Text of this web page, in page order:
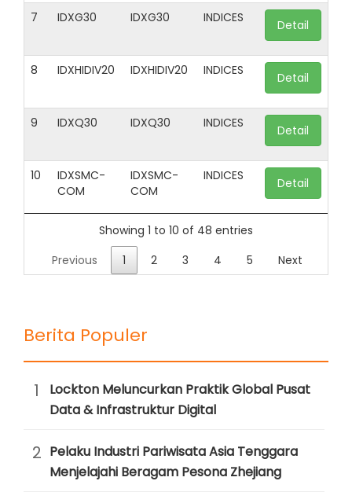
7 IDXG30 IDXG30 INDICES Detail
8 IDXHIDIV20 IDXHIDIV20 INDICES Detail
9 IDXQ30 IDXQ30 INDICES Detail
10
IDXSMC-
COM
IDXSMC-
COM
INDICES Detail
Showing 1 to 10 of 48 entries
Previous
1 2 3 4 5 Next
Berita Populer
1
Lockton Meluncurkan Praktik Global Pusat
Data & Infrastruktur Digital
2 Pelaku Industri Pariwisata Asia Tenggara
Menjelajahi Beragam Pesona Zhejiang